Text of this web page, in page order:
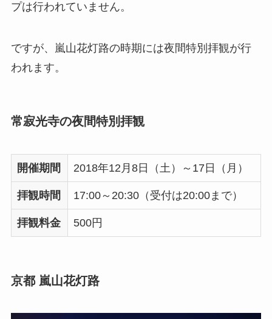
プは行われていません。
ですが、嵐山花灯路の時期には夜間特別拝観が行
われます。
常寂光寺の夜間特別拝観
開催期間 2018年12月8日（土）～17日（月）
拝観時間 17:00～20:30（受付は20:00まで）
拝観料金 500円
京都 嵐山花灯路